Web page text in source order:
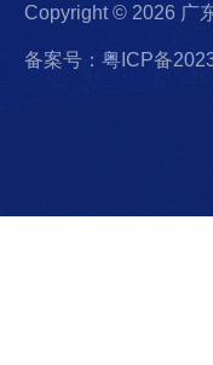
Copyright © 2026 广
备案号：粤ICP备